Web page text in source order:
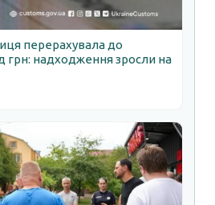
перерахувала до
грн: надходження зросли на